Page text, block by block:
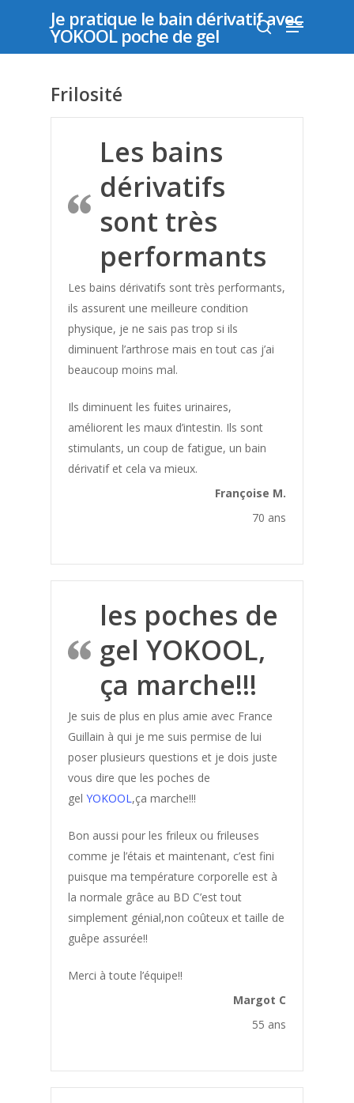
Appuyer sur "entrer" pour rechercher ou "échap"
pour fermer
Je pratique le bain dérivatif avec
YOKOOL poche de gel
Frilosité
Les bains
dérivatifs
sont très
performants
Les bains dérivatifs sont très performants,
ils assurent une meilleure condition
physique, je ne sais pas trop si ils
diminuent l’arthrose mais en tout cas j’ai
beaucoup moins mal.
Ils diminuent les fuites urinaires,
améliorent les maux d’intestin. Ils sont
stimulants, un coup de fatigue, un bain
dérivatif et cela va mieux.
Françoise M.
70 ans
les poches de
gel YOKOOL,
ça marche!!!
Je suis de plus en plus amie avec France
Guillain à qui je me suis permise de lui
poser plusieurs questions et je dois juste
vous dire que les poches de
gel YOKOOL,ça marche!!!
Bon aussi pour les frileux ou frileuses
comme je l’étais et maintenant, c’est fini
puisque ma température corporelle est à
la normale grâce au BD C’est tout
simplement génial,non coûteux et taille de
guêpe assurée!!
Merci à toute l’équipe!!
Margot C
55 ans
Déposer un
témoignage
Les
Affinement taille
Anti douleur